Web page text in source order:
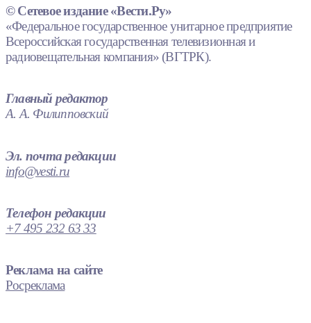
© Сетевое издание «Вести.Ру»
«Федеральное государственное унитарное предприятие
Всероссийская государственная телевизионная и
радиовещательная компания» (ВГТРК).
Главный редактор
А. А. Филипповский
Эл. почта редакции
info@vesti.ru
Телефон редакции
+7 495 232 63 33
Реклама на сайте
Росреклама